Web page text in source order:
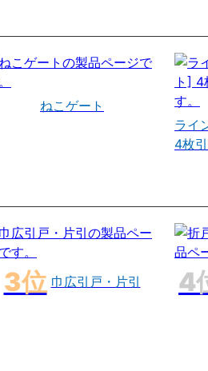
ねこゲート
ライ
4枚
巾広引戸・片引